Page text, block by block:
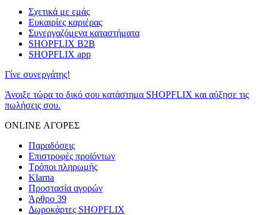
Σχετικά με εμάς
Ευκαιρίες καριέρας
Συνεργαζόμενα καταστήματα
SHOPFLIX B2B
SHOPFLIX app
Γίνε συνεργάτης!
Άνοιξε τώρα το δικό σου κατάστημα SHOPFLIX και αύξησε τις
πωλήσεις σου.
ONLINE ΑΓΟΡΕΣ
Παραδόσεις
Επιστροφές προϊόντων
Τρόποι πληρωμής
Klarna
Προστασία αγορών
Άρθρο 39
Δωροκάρτες SHOPFLIX